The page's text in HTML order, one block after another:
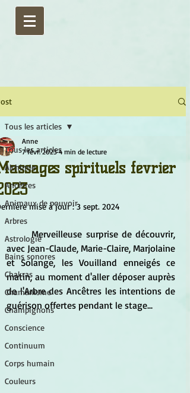
Tous les articles
Alchimie
Ancêtres
Animaux de pouvoir
Arbres
Astrologie
Bains sonores
Chakras
Chamanisme
Champignons
Conscience
Continuum
Corps humain
Couleurs
Tous les articles
spirituels février
Anne
7 févr. 2023 4 min de lecture
mise à jour :3 sept. 2024
	Merveilleuse surprise de découvrir,
avec Jean-Claude, Marie-Claire, Marjolaine
et Solange, les Vouilland enneigés ce
matin, au moment d'aller déposer auprès
de l'Arbre des Ancêtres les intentions de
guérison offertes pendant le stage...